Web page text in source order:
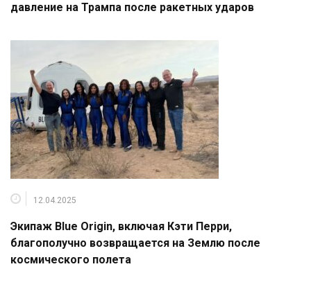
давление на Трампа после ракетных ударов
12.04.2025
Экипаж Blue Origin, включая Кэти Перри,
благополучно возвращается на Землю после
космического полета